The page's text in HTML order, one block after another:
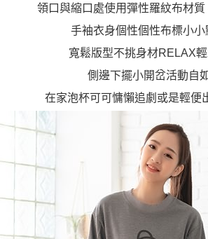
領口與縮口處使用彈性羅紋布材質
手袖衣身個性個性布標小小
寬鬆版型不挑身材RELAX輕
側邊下擺小開岔活動自
在家泡杯可可慵懶追劇或是輕便